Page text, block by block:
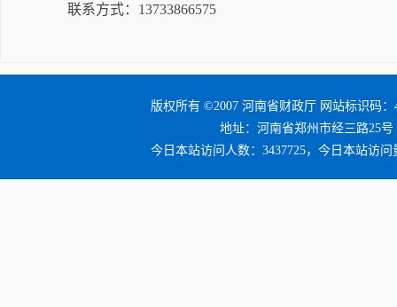
联系方式：13733866575
版权所有 ©2007 河南省财政厅 网站标识码：
地址：河南省郑州市经三路25号
今日本站访问人数：3437725，今日本站访问